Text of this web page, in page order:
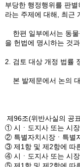
부당한 행정행위를 판
라는 주제에 대해, 최근
한편 일부에서는 동물
을 헌법에 명시하는 것
2. 검토 대상 개정 법률
본 발제문에서 논의
제96조(위반사실의 공
① 시ㆍ도지사 또는 시
② 특별자치시장ㆍ특별
③ 제1항 및 제2항에 따
④ 시ㆍ도지사 또는 시